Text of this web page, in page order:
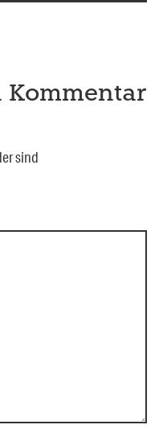
Kommentar
sind